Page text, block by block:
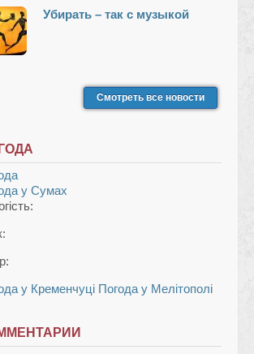
Убирать – так с музыкой
Смотреть все новости
у Сумах
у Кременчуці Погода у Мелітополі